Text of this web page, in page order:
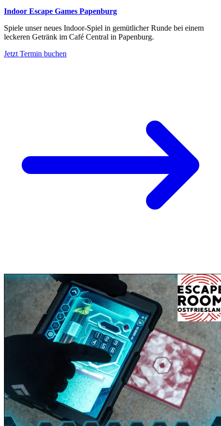
Indoor Escape Games Papenburg
Spiele unser neues Indoor-Spiel in gemütlicher Runde bei einem
leckeren Getränk im Café Central in Papenburg.
Jetzt Termin buchen